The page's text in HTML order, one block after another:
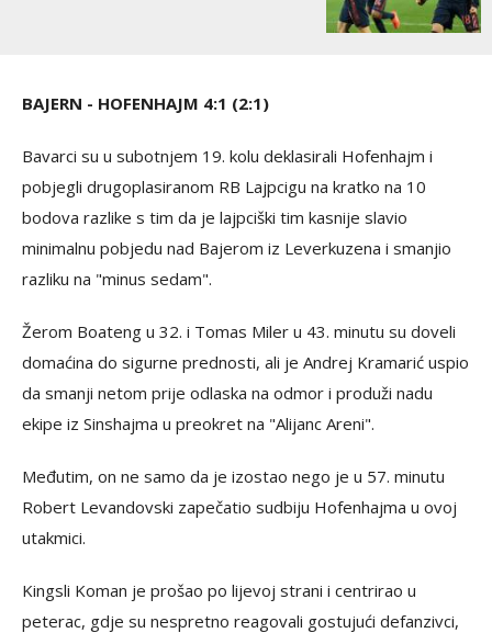
BAJERN - HOFENHAJM 4:1 (2:1)
Bavarci su u subotnjem 19. kolu deklasirali Hofenhajm i
pobjegli drugoplasiranom RB Lajpcigu na kratko na 10
bodova razlike s tim da je lajpciški tim kasnije slavio
minimalnu pobjedu nad Bajerom iz Leverkuzena i smanjio
razliku na "minus sedam".
Žerom Boateng u 32. i Tomas Miler u 43. minutu su doveli
domaćina do sigurne prednosti, ali je Andrej Kramarić uspio
da smanji netom prije odlaska na odmor i produži nadu
ekipe iz Sinshajma u preokret na "Alijanc Areni".
Međutim, on ne samo da je izostao nego je u 57. minutu
Robert Levandovski zapečatio sudbiju Hofenhajma u ovoj
utakmici.
Kingsli Koman je prošao po lijevoj strani i centrirao u
peterac, gdje su nespretno reagovali gostujući defanzivci,